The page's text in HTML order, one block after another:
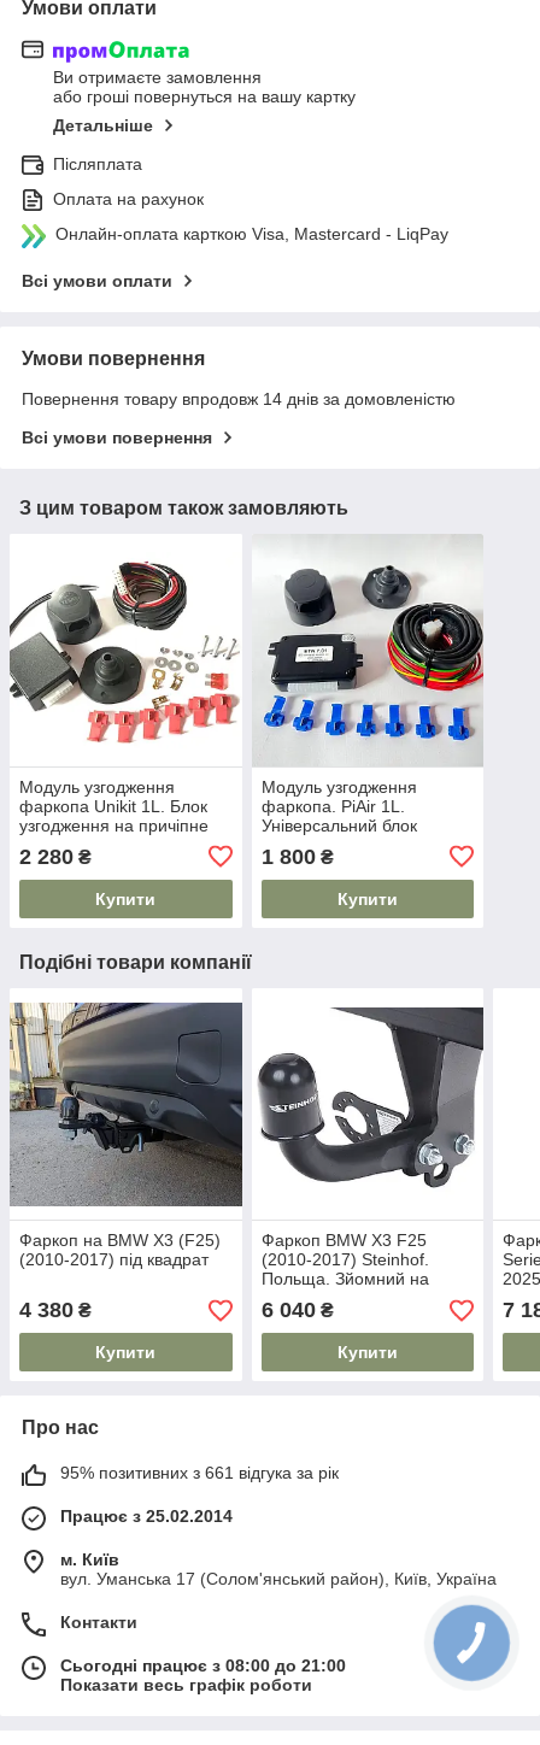
Умови оплати
Ви отримаєте замовлення
або гроші повернуться на вашу картку
Детальніше
Післяплата
Оплата на рахунок
Онлайн-оплата карткою Visa, Mastercard - LiqPay
Всі умови оплати
Умови повернення
Повернення товару впродовж 14 днів за домовленістю
Всі умови повернення
З цим товаром також замовляють
Модуль узгодження
фаркопа Unikit 1L. Блок
узгодження на причіпне
2 280 ₴
Купити
Модуль узгодження
фаркопа. PiAir 1L.
Універсальний блок
1 800₴
Купити
Подібні товари компанії
Фаркоп на BMW X3 (F25)
(2010-2017) під квадрат
4 380 ₴
Купити
Фаркоп BMW X3 F25
(2010-2017) Steinhof.
Польща. Зйомний на
болтах.
6 040₴
Купити
7
Про нас
95% позитивних з 661 відгука за рік
Працює з 25.02.2014
м. Київ
вул. Уманська 17 (Солом'янський район), Київ, Україна
Контакти
Сьогодні працює з 08:00 до 21:00
Показати весь графік роботи